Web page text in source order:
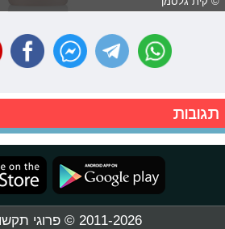
תגובות
2011-2026 © פרוגי תקשורת בע"מ